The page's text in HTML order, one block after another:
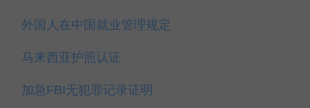
外国人在中国就业管理规定
马来西亚护照认证
加急FBI无犯罪记录证明